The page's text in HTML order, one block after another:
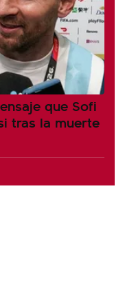
que Sofi
tras la muerte